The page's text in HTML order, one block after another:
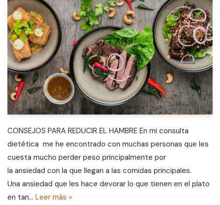
CONSEJOS PARA REDUCIR EL HAMBRE En mi consulta
dietética me he encontrado con muchas personas que les
cuesta mucho perder peso principalmente por
la ansiedad con la que llegan a las comidas principales.
Una ansiedad que les hace devorar lo que tienen en el plato
en tan… Leer más »